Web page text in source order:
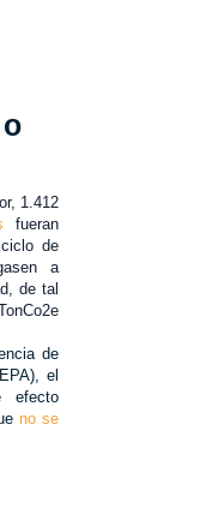
1.412
fueran
de
a
de tal
de
el
efecto
no se